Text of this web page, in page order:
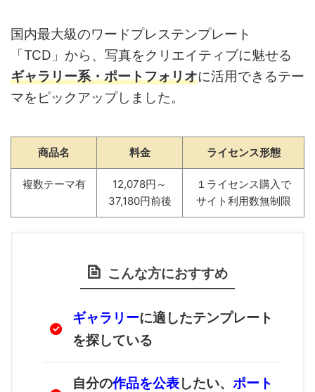
国内最大級のワードプレステンプレート
「TCD」から、写真をクリエイティブに魅せる
ギャラリー系・ポートフォリオに活用できるテー
マをピックアップしました。
商品名 料金 ライセンス形態
複数テーマ有
12,078円～
37,180円前後
１ライセンス購入で
サイト利用数無制限
こんな方におすすめ
ギャラリーに適したテンプレート
を探している
自分の作品を公表したい、 ポート